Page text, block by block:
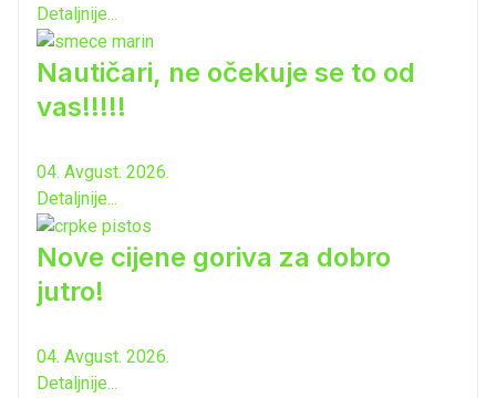
Detaljnije...
Nautičari, ne očekuje se to od
vas!!!!!
04. Avgust. 2026.
Detaljnije...
Nove cijene goriva za dobro
jutro!
04. Avgust. 2026.
Detaljnije...